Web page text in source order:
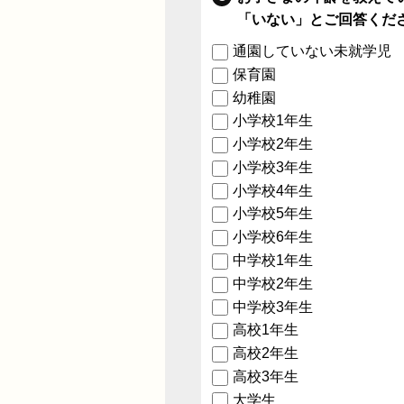
「いない」とご回答くだ
通園していない未就学児
保育園
幼稚園
小学校1年生
小学校2年生
小学校3年生
小学校4年生
小学校5年生
小学校6年生
中学校1年生
中学校2年生
中学校3年生
高校1年生
高校2年生
高校3年生
大学生